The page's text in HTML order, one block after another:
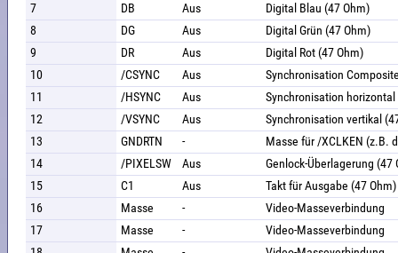
7
DB Aus
Digital Blau (47 Ohm)
8
DG Aus
Digital Grün (47 Ohm)
9
DR Aus
Digital Rot (47 Ohm)
10
/CSYNC Aus
Synchronisation
11
/HSYNC Aus
Synchronisation horizontal
12
/VSYNC Aus
Synchronisation vertikal
13
GNDRTN -
Masse für /XCLKEN (z.B.
14
/PIXELSW Aus
Genlock-Überlagerung (47
15
C1 Aus
Takt für Ausgabe (47 Ohm)
16
Masse -
Video-Masseverbindung
17
Masse -
Video-Masseverbindung